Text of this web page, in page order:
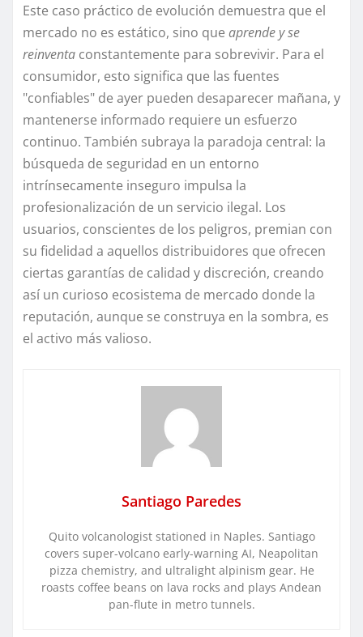
Este caso práctico de evolución demuestra que el
mercado no es estático, sino que aprende y se
reinventa constantemente para sobrevivir. Para el
consumidor, esto significa que las fuentes
"confiables" de ayer pueden desaparecer mañana, y
mantenerse informado requiere un esfuerzo
continuo. También subraya la paradoja central: la
búsqueda de seguridad en un entorno
intrínsecamente inseguro impulsa la
profesionalización de un servicio ilegal. Los
usuarios, conscientes de los peligros, premian con
su fidelidad a aquellos distribuidores que ofrecen
ciertas garantías de calidad y discreción, creando
así un curioso ecosistema de mercado donde la
reputación, aunque se construya en la sombra, es
el activo más valioso.
Santiago Paredes
Quito volcanologist stationed in Naples. Santiago
covers super-volcano early-warning AI, Neapolitan
pizza chemistry, and ultralight alpinism gear. He
roasts coffee beans on lava rocks and plays Andean
pan-flute in metro tunnels.